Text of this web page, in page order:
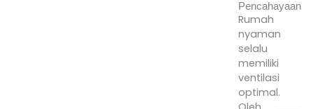
Pencahayaan
Rumah
nyaman
selalu
memiliki
ventilasi
optimal.